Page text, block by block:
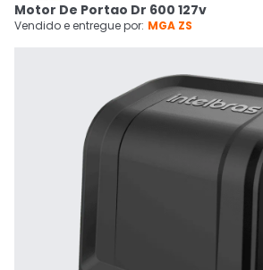
Cupons
Ativar tradutor em libras
CADASTRE-SE
Motor De Portao Dr 600 127v
Vendido e entregue por: MGA ZS